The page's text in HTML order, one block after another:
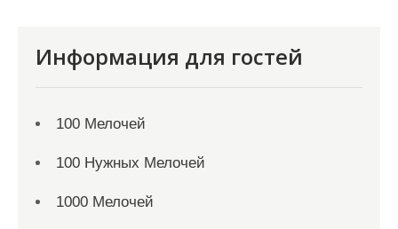
Информация для гостей
100 Мелочей
100 Нужных Мелочей
1000 Мелочей